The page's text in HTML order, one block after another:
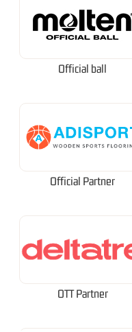
Official ball
Official Partner
OTT Partner